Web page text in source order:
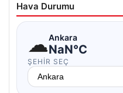
Hava Durumu
☁Ankara
NaN°C
ŞEHIR SEÇ